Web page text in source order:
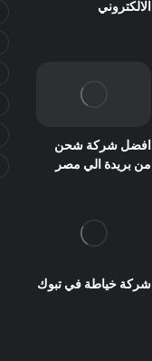
الالكتروني
افضل شركة شحن
من بريدة الي مصر
شركة خياطة في تبوك